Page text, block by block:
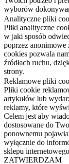
wyborów
Analityczne pliki
Pliki analityczne
w jaki sposób
poprzez
cookies pozwala
źródłach ruchu,
strony.
Reklamowe pliki
Pliki cookie
artykułów lub
reklamy, które
Celem jest aby
dostosowane do
ponownemu
wyłącznie do
sklepu
ZATWIERDZAM